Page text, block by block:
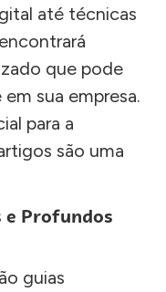
até técnicas
que pode
sua empresa.
para a
são uma
e Profundos
guias